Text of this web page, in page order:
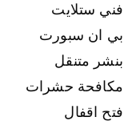
فني ستلايت
بي ان سبورت
بنشر متنقل
مكافحة حشرات
فتح اقفال